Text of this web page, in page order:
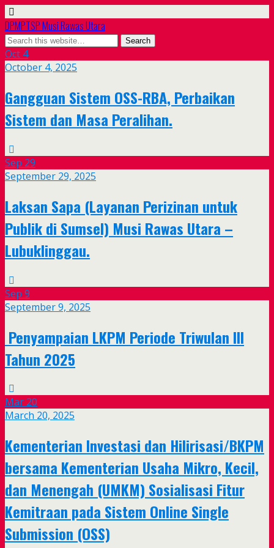
DPMPTSP Musi Rawas Utara
Oct 4
October 4, 2025
Gangguan Sistem OSS-RBA, Perbaikan
Sistem dan Masa Peralihan.
Sep 29
September 29, 2025
Laksan Sapa (Layanan Perizinan untuk
Publik di Sumsel) Musi Rawas Utara –
Lubuklinggau.
Sep 9
September 9, 2025
Penyampaian LKPM Periode Triwulan III
Tahun 2025
Mar 20
March 20, 2025
Kementerian Investasi dan Hilirisasi/BKPM
bersama Kementerian Usaha Mikro, Kecil,
dan Menengah (UMKM) Sosialisasi Fitur
Kemitraan pada Sistem Online Single
Submission (OSS)